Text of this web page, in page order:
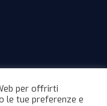
per offrirti
le tue preferenze e